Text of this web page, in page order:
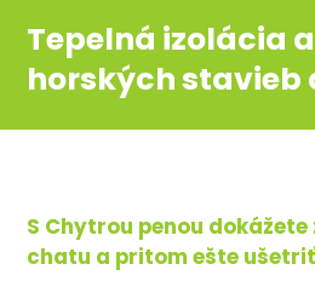
Tepelná izolácia
horských stavieb
S Chytrou penou
chatu a pritom ešte